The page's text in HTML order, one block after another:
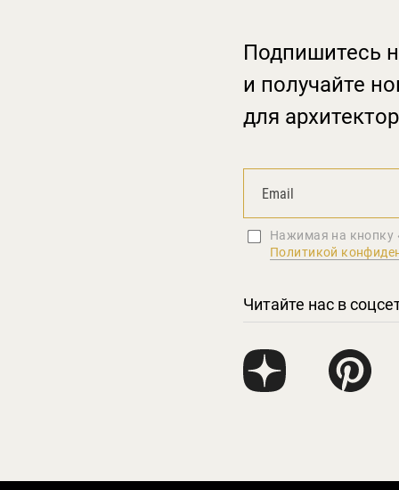
Подпишитесь
и получайте
для
Нажимая на кнопку
Политикой
Читайте нас в